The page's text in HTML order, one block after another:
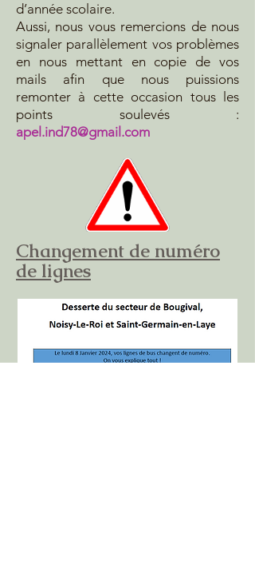
d’année scolaire.
Aussi, nous vous remercions de nous
signaler parallèlement vos problèmes
en nous mettant en copie de vos
mails afin que nous puissions
remonter à cette occasion tous les
points soulevés :
apel.ind78@gmail.com
Changement de numéro
de lignes